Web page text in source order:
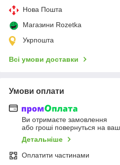
Нова Пошта
Магазини Rozetka
Укрпошта
Всі умови доставки
Умови оплати
Ви отримаєте замовлення
або гроші повернуться на
Детальніше
Оплатити частинами